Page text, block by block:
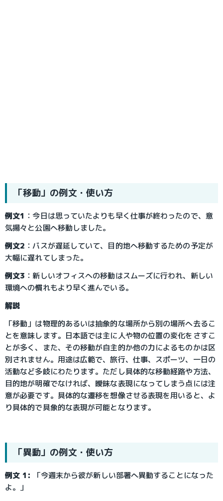
「移動」の例文・使い方
例文1 ：今日は思っていたよりも早く仕事が終わったので、意
気揚々と公園へ移動しました。
例文2 ：バスが遅延していて、目的地へ移動するための予定が
大幅に遅れてしまった。
例文3 ：新しいオフィスへの移動はスムーズに行われ、新しい
環境への慣れもより早く進んでいる。
解説
「移動」は物理的あるいは抽象的な場所から別の場所へ去るこ
とを意味します。日本語では主に人や物の位置の変化をさすこ
とが多く、また、その移動が自主的か他の力によるものかは区
別されません。用途は広範で、旅行、仕事、スポーツ、一日の
活動など多岐にわたります。ただし具体的な移動経路や方法、
目的地が明確でなければ、曖昧な表現になってしまう点には注
意が必要です。具体的な遷移を想像させる表現を用いると、よ
り具体的で具象的な表現が可能となります。
「異動」の例文・使い方
例文 1:
「今週末から彼が新しい部署へ異動することになった
よ。」